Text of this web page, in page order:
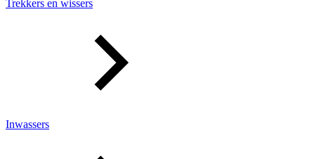
Trekkers en wissers
Inwassers